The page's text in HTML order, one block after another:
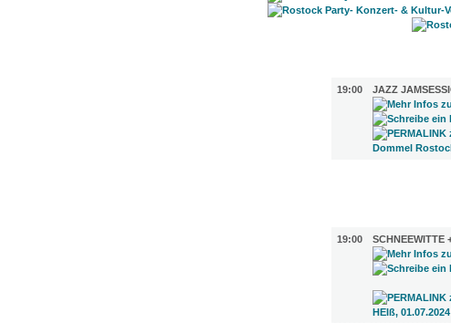
19:00
JAZZ
19:00
SCHNEEWITTE